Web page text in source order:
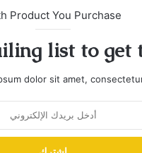
Product You Purchase
list to get
dolor sit amet,